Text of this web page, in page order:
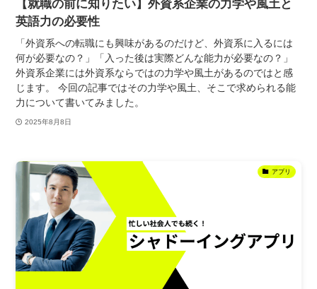
【就職の前に知りたい】外資系企業の力学や風土と
英語力の必要性
「外資系への転職にも興味があるのだけど、外資系に入るには
何が必要なの？」「入った後は実際どんな能力が必要なの？」
外資系企業には外資系ならではの力学や風土があるのではと感
じます。 今回の記事ではその力学や風土、そこで求められる能
力について書いてみました。
2025年8月8日
アプリ